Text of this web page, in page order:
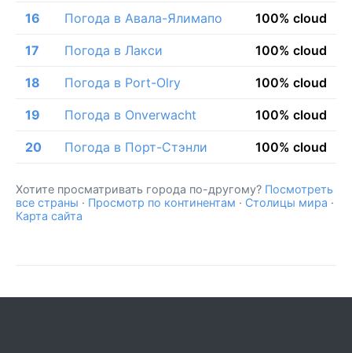
16 Погода в Авала-Ялимапо 100% cloud
17 Погода в Лакси 100% cloud
18 Погода в Port-Olry 100% cloud
19 Погода в Onverwacht 100% cloud
20 Погода в Порт-Стэнли 100% cloud
Хотите просматривать города по-другому? Посмотреть
все страны · Просмотр по континентам · Столицы мира ·
Карта сайта